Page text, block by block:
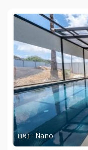
נאנו - Nano